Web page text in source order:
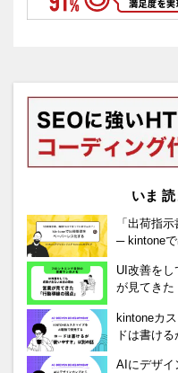
いま
「出荷指
─ kintone
UI改善を
が見てきた
kintoneカ
ドは書ける
AIにデザイ